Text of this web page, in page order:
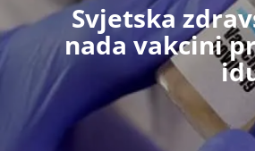
Svjetska
nada vakcini